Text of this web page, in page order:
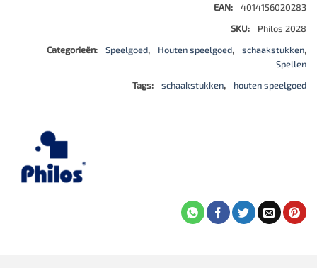
EAN:
4014156020283
SKU:
Philos 2028
Categorieën:
Speelgoed, Houten speelgoed, schaakstukken,
Spellen
Tags:
schaakstukken, houten speelgoed